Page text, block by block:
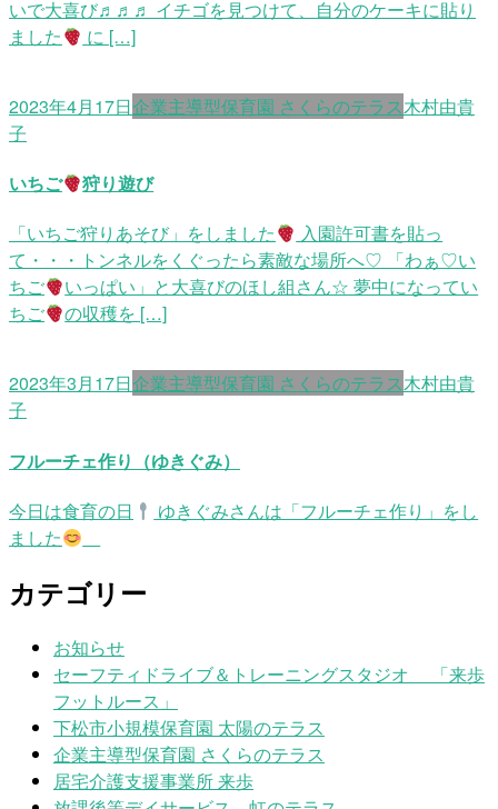
いで大喜び♬♬♬ イチゴを見つけて、自分のケーキに貼り
ました
に […]
2023年4月17日企業主導型保育園 さくらのテラス木村由貴
子
いちご
狩り遊び
「いちご狩りあそび」をしました
入園許可書を貼っ
て・・・トンネルをくぐったら素敵な場所へ♡ 「わぁ♡い
ちご
いっぱい」と大喜びのほし組さん☆ 夢中になってい
ちご
の収穫を […]
2023年3月17日企業主導型保育園 さくらのテラス木村由貴
子
フルーチェ作り（ゆきぐみ）
今日は食育の日
ゆきぐみさんは「フルーチェ作り」をし
ました
カテゴリー
お知らせ
セーフティドライブ＆トレーニングスタジオ 「来歩
フットルース」
下松市小規模保育園 太陽のテラス
企業主導型保育園 さくらのテラス
居宅介護支援事業所 来歩